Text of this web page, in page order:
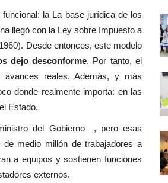
la La base jurídica de los
llegó con la Ley sobre Impuesto a
Desde entonces, este modelo
dejo desconforme. Por tanto, el
avances reales. Además, y más
donde realmente importa: en las
Estado.
del Gobierno—, pero esas
medio millón de trabajadores a
a equipos y sostienen funciones
externos.